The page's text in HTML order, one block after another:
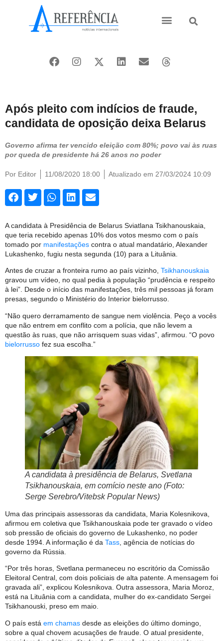
Após pleito com indícios de fraude,
candidata de oposição deixa Belarus
Governo afirma ter vencido eleição com 80%; povo vai às ruas
por queda de presidente há 26 anos no poder
Por Editor 11/08/2020 18:00 Atualizado em 27/03/2024 10:09
A candidata à Presidência de Belarus Sviatlana Tsikhanouskaia,
que teria recebido apenas 10% dos votos mesmo com o país
tomado por manifestações contra o atual mandatário, Alexander
Lukashenko, fugiu nesta segunda (10) para a Lituânia.
Antes de cruzar a fronteira rumo ao país vizinho, Tsikhanouskaia
gravou um vídeo, no qual pedia à população “prudência e respeito
à lei”. Desde o início das manifestações, três mil pessoas já foram
presas, segundo o Ministério do Interior bielorrusso.
“Não quero derramamento de sangue nem violência. Peço a vocês
que não entrem em conflito com a polícia, que não levem a
questão às ruas, que não arrisquem suas vidas”, afirmou. “O povo
bielorrusso fez sua escolha.”
A candidata à presidência de Belarus, Svetlana
Tsikhanouskaia, em comício neste ano (Foto:
Serge Serebro/Vitebsk Popular News)
Uma das principais assessoras da candidata, Maria Kolesnikova,
afirmou em coletiva que Tsikhanouskaia pode ter gravado o vídeo
sob pressão de oficiais do governo de Lukashenko, no poder
desde 1994. A informação é da Tass , agência de notícias do
governo da Rússia.
“Por três horas, Svetlana permaneceu no escritório da Comissão
Eleitoral Central, com dois policiais de alta patente. A mensagem foi
gravada ali”, explicou Kolesnikova. Outra assessora, Maria Moroz,
está na Lituânia com a candidata, mulher do ex-candidato Sergei
Tsikhanouski, preso em maio.
O país está em chamas desde as eleições do último domingo,
sobre a qual chovem acusações de fraude. O atual presidente,